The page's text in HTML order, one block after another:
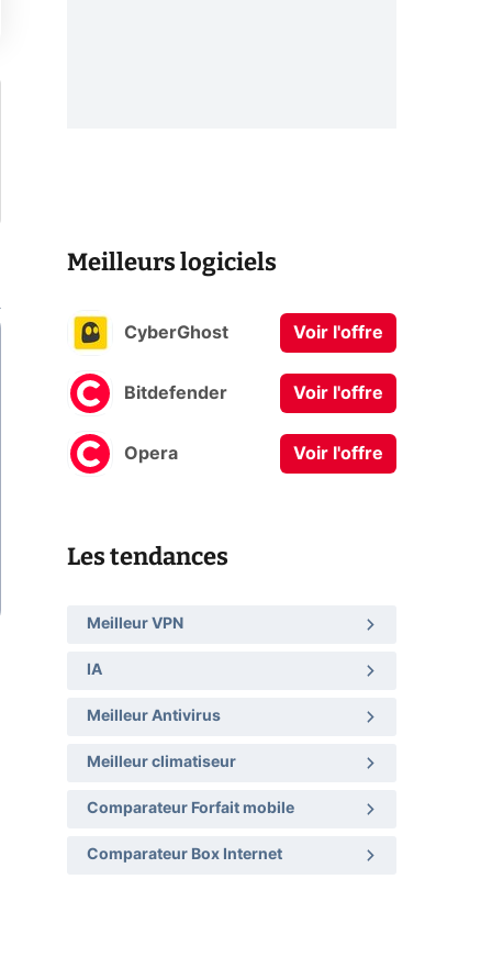
Meilleurs logiciels
CyberGhost Voir l'offre
Bitdefender Voir l'offre
Opera Voir l'offre
Les tendances
Meilleur VPN
IA
Meilleur Antivirus
Meilleur climatiseur
Comparateur Forfait mobile
Comparateur Box Internet